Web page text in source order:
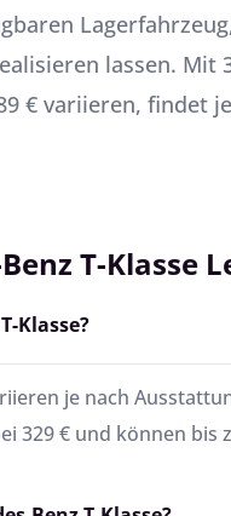
lassen. Mit
€ variieren, findet
T-Klasse
Klasse?
je nach
329 € und können bis